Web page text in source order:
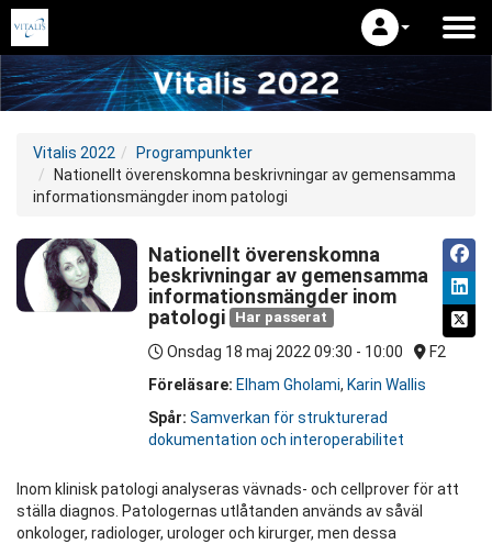
Vitalis 2022
Programpunkter
Nationellt överenskomna beskrivningar av gemensamma
informationsmängder inom patologi
Nationellt överenskomna
beskrivningar av gemensamma
informationsmängder inom
patologi
Har passerat
Onsdag 18 maj 2022 09:30 - 10:00
F2
Föreläsare: Elham Gholami, Karin Wallis
Spår: Samverkan för strukturerad
dokumentation och interoperabilitet
Inom klinisk patologi analyseras vävnads- och cellprover för att
ställa diagnos. Patologernas utlåtanden används av såväl
onkologer, radiologer, urologer och kirurger, men dessa